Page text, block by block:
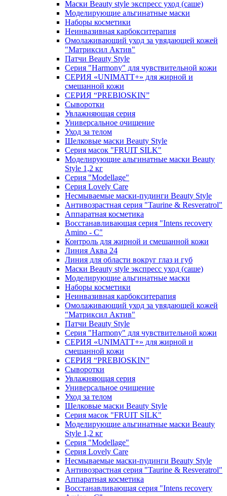
Маски Beauty style экспресс уход (саше)
Моделирующие альгинатные маски
Наборы косметики
Неинвазивная карбокситерапия
Омолаживающий уход за увядающей кожей
"Матриксил Актив"
Патчи Beauty Style
Серия "Harmony" для чувствительной кожи
СЕРИЯ «UNIMATT+» для жирной и
смешанной кожи
СЕРИЯ “PREBIOSKIN”
Сыворотки
Увлажняющая серия
Универсальное очищение
Уход за телом
Шелковые маски Beauty Style
Серия масок "FRUIT SILK"
Моделирующие альгинатные маски Beauty
Style 1,2 кг
Серия "Modellage"
Cерия Lovely Care
Несмываемые маски-пудинги Beauty Style
Антивозрастная серия "Taurine & Resveratrol"
Аппаратная косметика
Восстанавливающая серия "Intens recovery
Amino - C"
Контроль для жирной и смешанной кожи
Линия Аква 24
Линия для области вокруг глаз и губ
Маски Beauty style экспресс уход (саше)
Моделирующие альгинатные маски
Наборы косметики
Неинвазивная карбокситерапия
Омолаживающий уход за увядающей кожей
"Матриксил Актив"
Патчи Beauty Style
Серия "Harmony" для чувствительной кожи
СЕРИЯ «UNIMATT+» для жирной и
смешанной кожи
СЕРИЯ “PREBIOSKIN”
Сыворотки
Увлажняющая серия
Универсальное очищение
Уход за телом
Шелковые маски Beauty Style
Серия масок "FRUIT SILK"
Моделирующие альгинатные маски Beauty
Style 1,2 кг
Серия "Modellage"
Cерия Lovely Care
Несмываемые маски-пудинги Beauty Style
Антивозрастная серия "Taurine & Resveratrol"
Аппаратная косметика
Восстанавливающая серия "Intens recovery